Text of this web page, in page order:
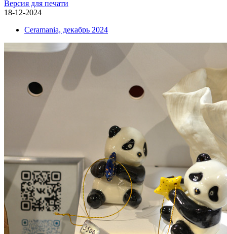
Версия для печати
18-12-2024
Ceramania, декабрь 2024